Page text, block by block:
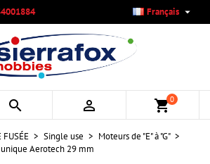
Français 
  shopping_cart0
FUSÉE Single use
Moteurs de "E" à "G"
Aerotech 29 mm
×
liste
d'envies ×
Annuler Créer une liste d'envies
×
pour ajouter des produits à votre
Annuler Connexion